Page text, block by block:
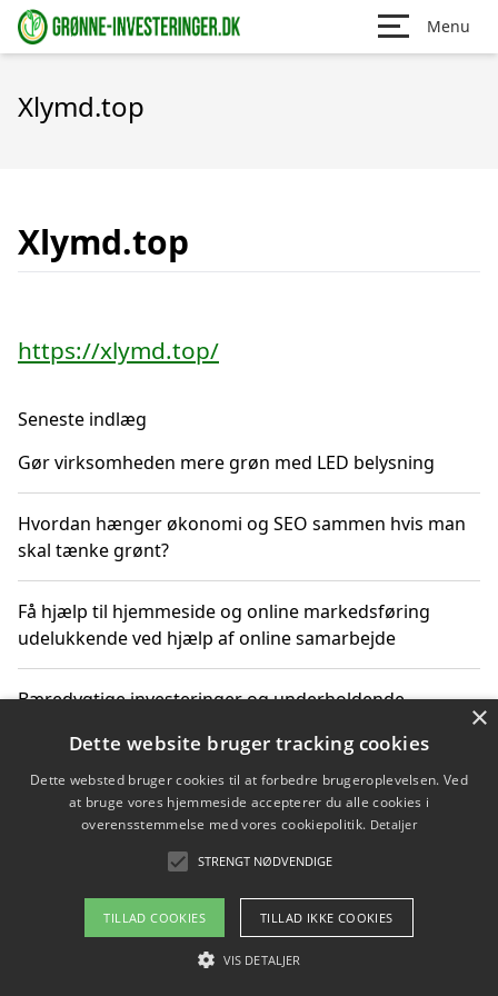
Menu
Xlymd.top
Xlymd.top
https://xlymd.top/
Seneste indlæg
Gør virksomheden mere grøn med LED belysning
Hvordan hænger økonomi og SEO sammen hvis man
skal tænke grønt?
Få hjælp til hjemmeside og online markedsføring
udelukkende ved hjælp af online samarbejde
Bæredygtige investeringer og underholdende
Sådan kan online møder for virksomheder fremme
grønne investeringer
Copyright 2026 - Pilanto Aps
Om / kontakt
×
Dette website bruger tracking cookies
Dette websted bruger cookies til at forbedre brugeroplevelsen. Ved
at bruge vores hjemmeside accepterer du alle cookies i
overensstemmelse med vores cookiepolitik. Detaljer
STRENGT NØDVENDIGE
TILLAD COOKIES TILLAD IKKE COOKIES
VIS DETALJER